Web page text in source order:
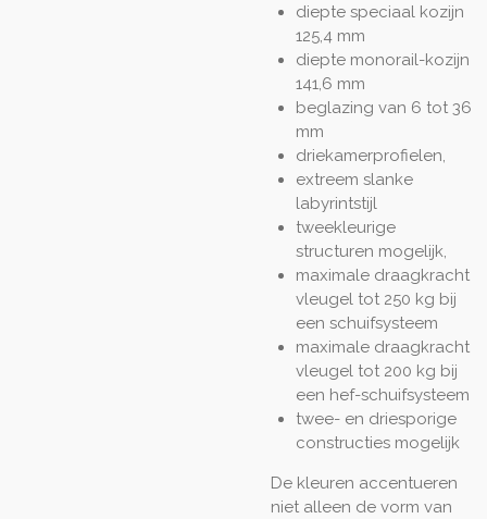
diepte speciaal kozijn
125,4 mm
diepte monorail-kozijn
141,6 mm
beglazing van 6 tot 36
mm
driekamerprofielen,
extreem slanke
labyrintstijl
tweekleurige
structuren mogelijk,
maximale draagkracht
vleugel tot 250 kg bij
een schuifsysteem
maximale draagkracht
vleugel tot 200 kg bij
een hef-schuifsysteem
twee- en driesporige
constructies mogelijk
De kleuren accentueren
niet alleen de vorm van